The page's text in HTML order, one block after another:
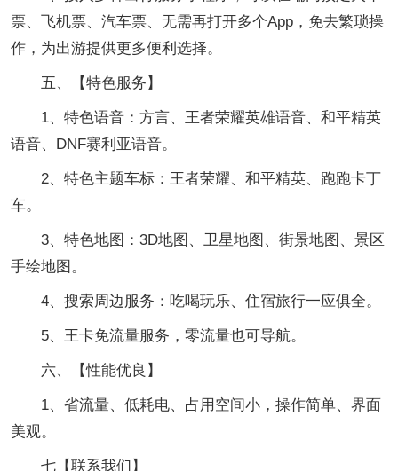
票、飞机票、汽车票、无需再打开多个App，免去繁琐操
作，为出游提供更多便利选择。
五、【特色服务】
1、特色语音：方言、王者荣耀英雄语音、和平精英
语音、DNF赛利亚语音。
2、特色主题车标：王者荣耀、和平精英、跑跑卡丁
车。
3、特色地图：3D地图、卫星地图、街景地图、景区
手绘地图。
4、搜索周边服务：吃喝玩乐、住宿旅行一应俱全。
5、王卡免流量服务，零流量也可导航。
六、【性能优良】
1、省流量、低耗电、占用空间小，操作简单、界面
美观。
七【联系我们】